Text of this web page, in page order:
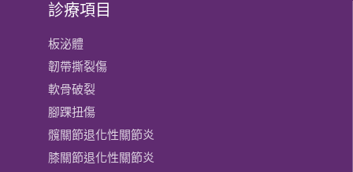
診療項目
板泌體
韌帶撕裂傷
軟骨破裂
腳踝扭傷
髖關節退化性關節炎
膝關節​退化性關節炎